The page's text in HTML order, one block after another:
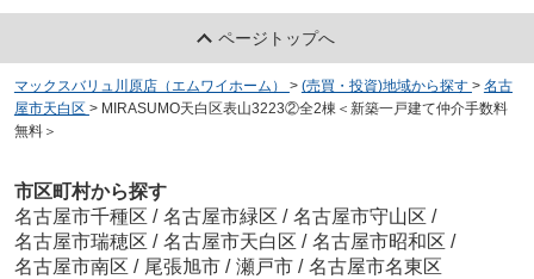
ページトップへ
マックスバリュ川原店（エムワイホーム） > (売買・投資)地域から探す > 名古
屋市天白区 > MIRASUMO天白区表山3223②全2棟＜新築一戸建て仲介手数料
無料＞
市区町村から探す
名古屋市千種区 / 名古屋市緑区 / 名古屋市守山区 /
名古屋市瑞穂区 / 名古屋市天白区 / 名古屋市昭和区 /
名古屋市南区 / 尾張旭市 / 瀬戸市 / 名古屋市名東区